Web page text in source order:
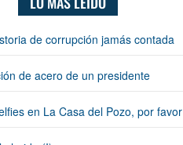
de corrupción jamás contada
de acero de un presidente
en La Casa del Pozo, por favor